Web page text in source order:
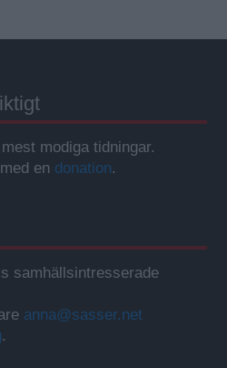
modiga tidningar.
en donation.
samhällsintresserade
anna@sasser.net
.